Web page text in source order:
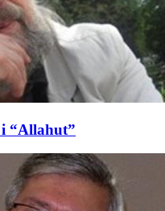
“Allahut”